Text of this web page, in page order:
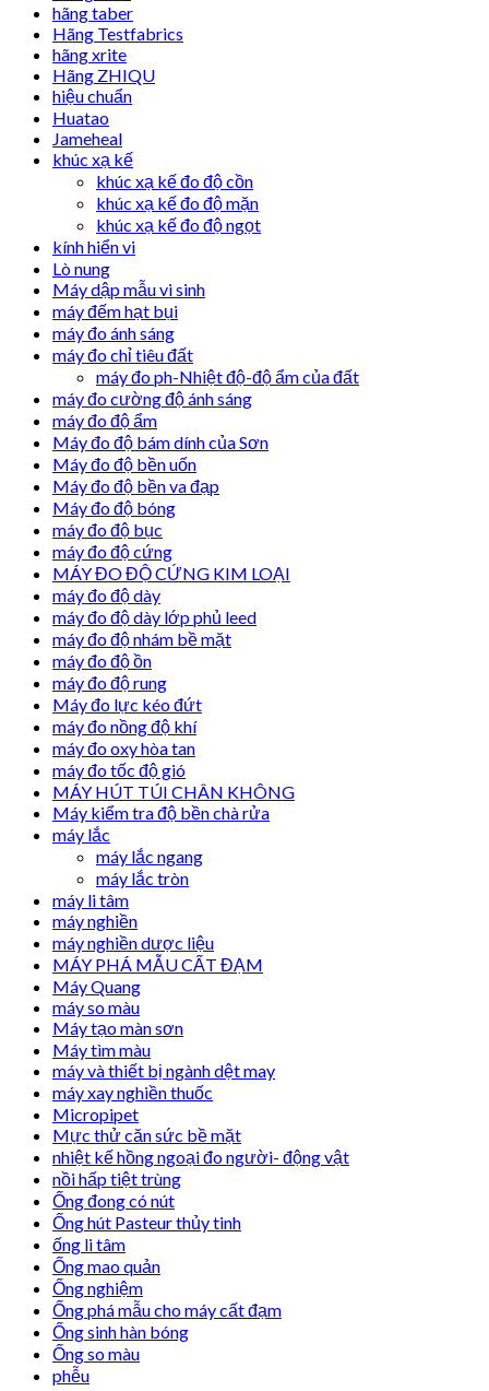
hãng taber
Hãng Testfabrics
hãng xrite
Hãng ZHIQU
hiệu chuẩn
Huatao
Jameheal
khúc xạ kế
khúc xạ kế đo độ cồn
khúc xạ kế đo độ mặn
khúc xạ kế đo độ ngọt
kính hiển vi
Lò nung
Máy dập mẫu vi sinh
máy đếm hạt bụi
máy đo ánh sáng
máy đo chỉ tiêu đất
máy đo ph-Nhiệt độ-độ ẩm của đất
máy đo cường độ ánh sáng
máy đo độ ẩm
Máy đo độ bám dính của Sơn
Máy đo độ bền uốn
Máy đo độ bền va đạp
Máy đo độ bóng
máy đo độ bục
máy đo độ cứng
MÁY ĐO ĐỘ CỨNG KIM LOẠI
máy đo độ dày
máy đo độ dày lớp phủ leed
máy đo độ nhám bề mặt
máy đo độ ồn
máy đo độ rung
Máy đo lực kéo đứt
máy đo nồng độ khí
máy đo oxy hòa tan
máy đo tốc độ gió
MÁY HÚT TÚI CHÂN KHÔNG
Máy kiểm tra độ bền chà rửa
máy lắc
máy lắc ngang
máy lắc tròn
máy li tâm
máy nghiền
máy nghiền dược liệu
MÁY PHÁ MẪU CẤT ĐẠM
Máy Quang
máy so màu
Máy tạo màn sơn
Máy tìm màu
máy và thiết bị ngành dệt may
máy xay nghiền thuốc
Micropipet
Mực thử căn sức bề mặt
nhiệt kế hồng ngoại đo người- động vật
nồi hấp tiệt trùng
Ống đong có nút
Ống hút Pasteur thủy tinh
ống li tâm
Ống mao quản
Ống nghiệm
Ống phá mẫu cho máy cất đạm
Ống sinh hàn bóng
Ống so màu
phễu